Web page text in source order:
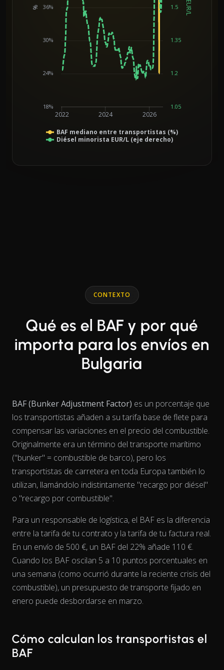
Line chart with 2 lines.
View as data table, Chart
% EUR/L
BAF mediano entre transportistas (%)
Diésel minorista EUR/L (eje derecho)
2022 2024 2026
18%
24%
30%
36%
1.05
1.2
1.35
1.5
CONTEXTO
Qué es el BAF y por qué
importa para los envíos en
Bulgaria
BAF (Bunker Adjustment Factor) es un porcentaje que
los transportistas añaden a su tarifa base de flete para
compensar las variaciones en el precio del combustible.
Originalmente era un término del transporte marítimo
("bunker" = combustible de barco), pero los
transportistas de carretera en toda Europa también lo
utilizan, llamándolo indistintamente "recargo por diésel"
o "recargo por combustible".
Para un responsable de logística, el BAF es la diferencia
entre la tarifa de tu contrato y la tarifa de tu factura real.
En un envío de 500 €, un BAF del 22% añade 110 €.
Cuando los BAF oscilan 5 a 10 puntos porcentuales en
una semana (como ocurrió durante la reciente crisis del
combustible), un presupuesto de transporte fijado en
enero puede desbordarse en marzo.
Cómo calculan los transportistas el
BAF